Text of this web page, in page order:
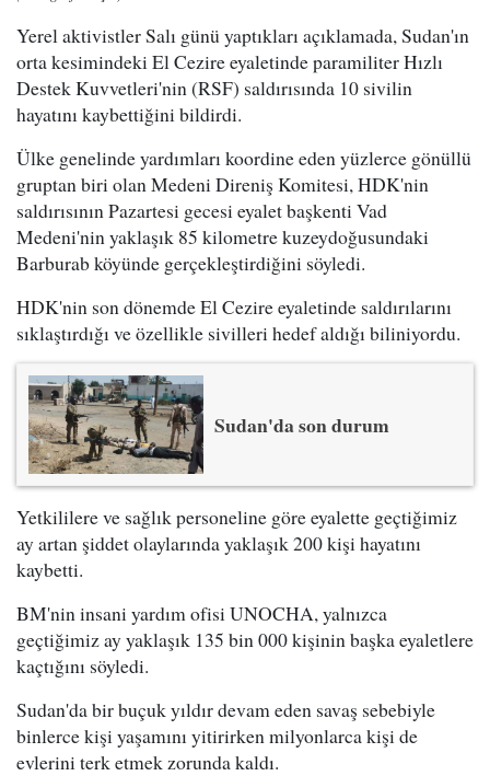
Yerel aktivistler Salı günü yaptıkları açıklamada, Sudan'ın
orta kesimindeki El Cezire eyaletinde paramiliter Hızlı
Destek Kuvvetleri'nin (RSF) saldırısında 10 sivilin
hayatını kaybettiğini bildirdi.
Ülke genelinde yardımları koordine eden yüzlerce gönüllü
gruptan biri olan Medeni Direniş Komitesi, HDK'nin
saldırısının Pazartesi gecesi eyalet başkenti Vad
Medeni'nin yaklaşık 85 kilometre kuzeydoğusundaki
Barburab köyünde gerçekleştirdiğini söyledi.
HDK'nin son dönemde El Cezire eyaletinde saldırılarını
sıklaştırdığı ve özellikle sivilleri hedef aldığı biliniyordu.
Sudan'da son durum
Yetkililere ve sağlık personeline göre eyalette geçtiğimiz
ay artan şiddet olaylarında yaklaşık 200 kişi hayatını
kaybetti.
BM'nin insani yardım ofisi UNOCHA, yalnızca
geçtiğimiz ay yaklaşık 135 bin 000 kişinin başka eyaletlere
kaçtığını söyledi.
Sudan'da bir buçuk yıldır devam eden savaş sebebiyle
binlerce kişi yaşamını yitirirken milyonlarca kişi de
evlerini terk etmek zorunda kaldı.